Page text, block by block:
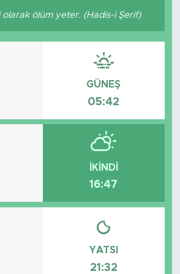
olarak ölüm yeter. (Hadis-i Şerif)
GÜNEŞ
05:42
İKINDI
16:47
YATSI
21:32